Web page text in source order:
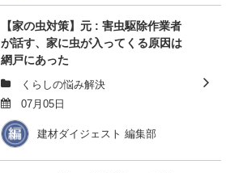
【家の虫対策】元 : 害虫駆除作業者
が話す、家に虫が入ってくる原因は
網戸にあった
くらしの悩み解決
07月05日
建材ダイジェスト 編集部